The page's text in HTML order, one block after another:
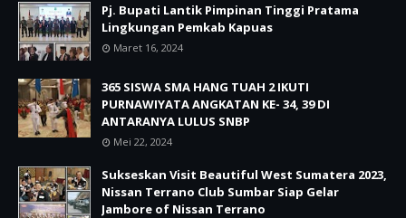
Pj. Bupati Lantik Pimpinan Tinggi Pratama
Lingkungan Pemkab Kapuas
Maret 16, 2024
365 SISWA SMA HANG TUAH 2 IKUTI
PURNAWIYATA ANGKATAN KE- 34, 39 DI
ANTARANYA LULUS SNBP
Mei 22, 2024
Sukseskan Visit Beautiful West Sumatera 2023,
Nissan Terrano Club Sumbar Siap Gelar
Jambore of Nissan Terrano